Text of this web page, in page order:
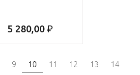
5 280,00 ₽
9 10 11 12 13
14